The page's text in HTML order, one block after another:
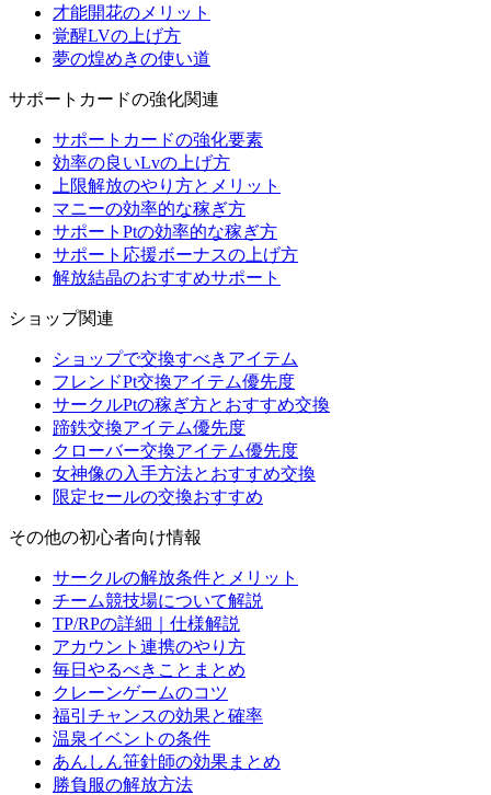
才能開花のメリット
覚醒LVの上げ方
夢の煌めきの使い道
サポートカードの強化関連
サポートカードの強化要素
効率の良いLvの上げ方
上限解放のやり方とメリット
マニーの効率的な稼ぎ方
サポートPtの効率的な稼ぎ方
サポート応援ボーナスの上げ方
解放結晶のおすすめサポート
ショップ関連
ショップで交換すべきアイテム
フレンドPt交換アイテム優先度
サークルPtの稼ぎ方とおすすめ交換
蹄鉄交換アイテム優先度
クローバー交換アイテム優先度
女神像の入手方法とおすすめ交換
限定セールの交換おすすめ
その他の初心者向け情報
サークルの解放条件とメリット
チーム競技場について解説
TP/RPの詳細｜仕様解説
アカウント連携のやり方
毎日やるべきことまとめ
クレーンゲームのコツ
福引チャンスの効果と確率
温泉イベントの条件
あんしん笹針師の効果まとめ
勝負服の解放方法